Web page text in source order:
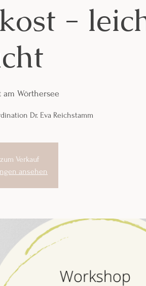
-
am Wörthersee
Dr. Eva Reichstamm
Verkauf
ansehen